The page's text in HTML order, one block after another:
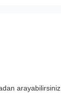
arayabilirsiniz.